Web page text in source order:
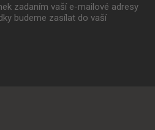
zadaním vaší e-mailové adresy
budeme zasílat do vaší